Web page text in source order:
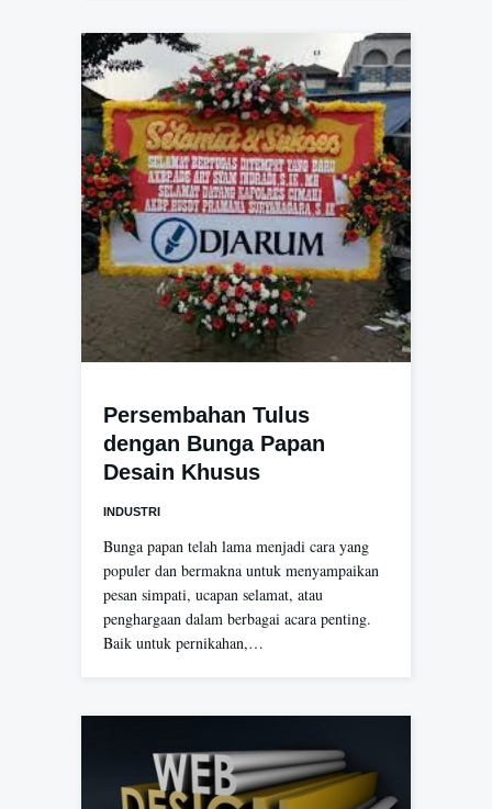
Persembahan Tulus
dengan Bunga Papan
Desain Khusus
INDUSTRI
Bunga papan telah lama menjadi cara yang
populer dan bermakna untuk menyampaikan
pesan simpati, ucapan selamat, atau
penghargaan dalam berbagai acara penting.
Baik untuk pernikahan,…